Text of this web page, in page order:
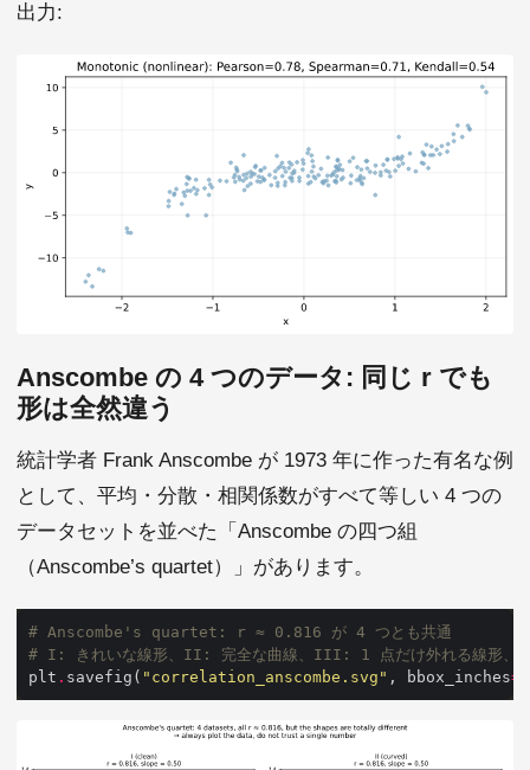
出力:
Anscombe の 4 つのデータ: 同じ r でも
形は全然違う
統計学者 Frank Anscombe が 1973 年に作った有名な例
として、平均・分散・相関係数がすべて等しい 4 つの
データセットを並べた「Anscombe の四つ組
（Anscombe’s quartet）」があります。
# Anscombe's quartet: r ≈ 0.816 が 4 つとも共通
# I: きれいな線形、II: 完全な曲線、III: 1 点だけ外れる線形、
plt . savefig( "correlation_anscombe.svg" , bbox_inches=